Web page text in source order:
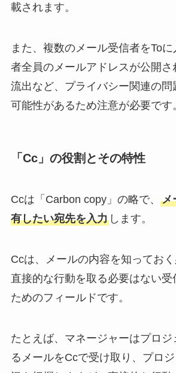
載されます。
また、複数のメール受信者をTo
者全員のメールアドレスが公開
流出など、プライバシー関連の問
可能性があるため注意が必要です
「Cc」の役割とその特性
Ccは「Carbon copy」の略で、 メ
有したい宛先を入力します。
Ccは、メールの内容を知っておく
直接的な行動を取る必要はない受
ためのフィールドです。
たとえば、マネージャーはプロジ
るメールをCcで受け取り、プロ